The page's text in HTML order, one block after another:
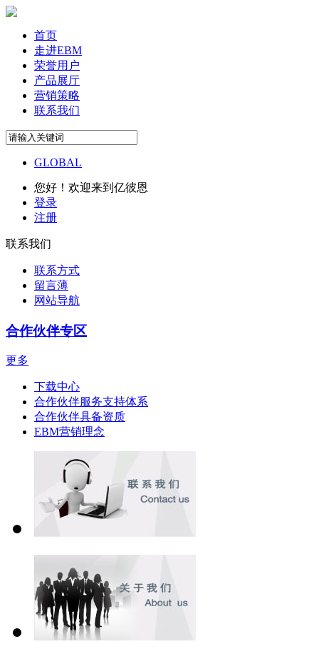
首页
走进EBM
荣誉用户
产品展厅
营销策略
联系我们
GLOBAL
您好！欢迎来到亿彼恩
登录
注册
联系我们
联系方式
留言薄
网站导航
合作伙伴专区
更多
下载中心
合作伙伴服务支持体系
合作伙伴具备资质
EBM营销理念